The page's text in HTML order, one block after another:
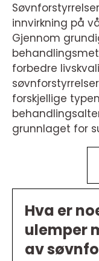
innvirkning på
Gjennom
forbedre
forskjellige
grunnlaget for
Hva er
ulemper
av